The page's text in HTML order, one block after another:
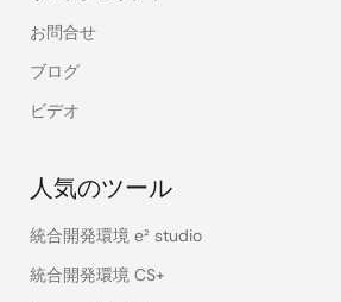
お問合せ
ブログ
ビデオ
人気のツール
統合開発環境 e² studio
統合開発環境 CS+